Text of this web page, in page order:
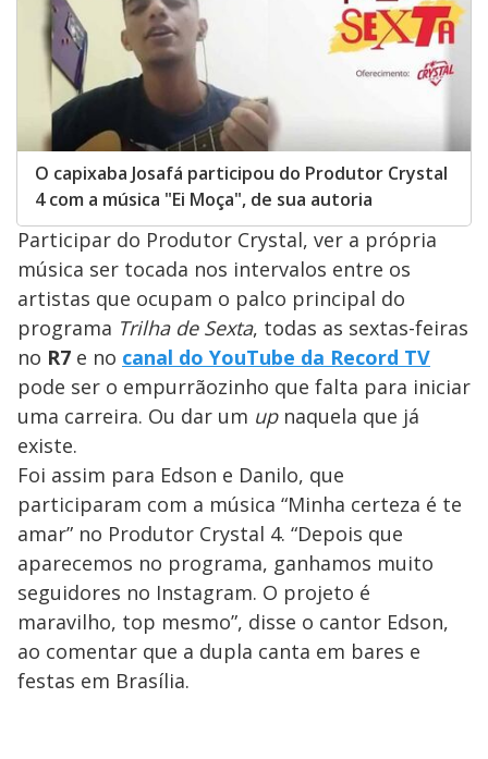
O capixaba Josafá participou do Produtor Crystal
4 com a música "Ei Moça", de sua autoria
Participar do Produtor Crystal, ver a própria
música ser tocada nos intervalos entre os
artistas que ocupam o palco principal do
programa Trilha de Sexta, todas as sextas-feiras
no R7 e no canal do YouTube da Record TV
pode ser o empurrãozinho que falta para iniciar
uma carreira. Ou dar um upnaquela que já
existe.
Foi assim para Edson e Danilo, que
participaram com a música “Minha certeza é te
amar” no Produtor Crystal 4. “Depois que
aparecemos no programa, ganhamos muito
seguidores no Instagram. O projeto é
maravilho, top mesmo”, disse o cantor Edson,
ao comentar que a dupla canta em bares e
festas em Brasília.